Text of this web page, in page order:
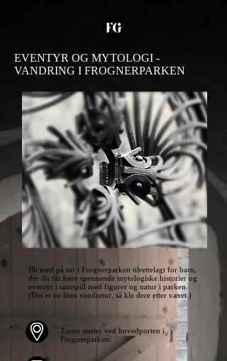
EVENTYR OG MYTOLOGI -
VANDRING I FROGNERPARKEN
Bli med på tur i Frognerparken tilrettelagt for barn,
der du får høre spennende mytologiske historier og
eventyr i samspill med figurer og natur i parken.
(Det er en liten vandretur, så kle dere etter været.)
Turen starter ved hovedporten i
Frognerparken.